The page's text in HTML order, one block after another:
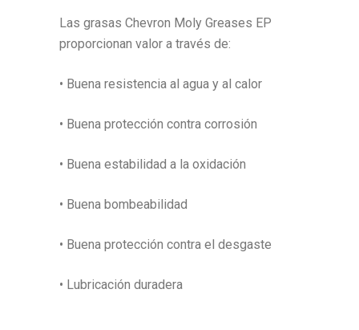
Las grasas Chevron Moly Greases EP
proporcionan valor a través de:
• Buena resistencia al agua y al calor
• Buena protección contra corrosión
• Buena estabilidad a la oxidación
• Buena bombeabilidad
• Buena protección contra el desgaste
• Lubricación duradera